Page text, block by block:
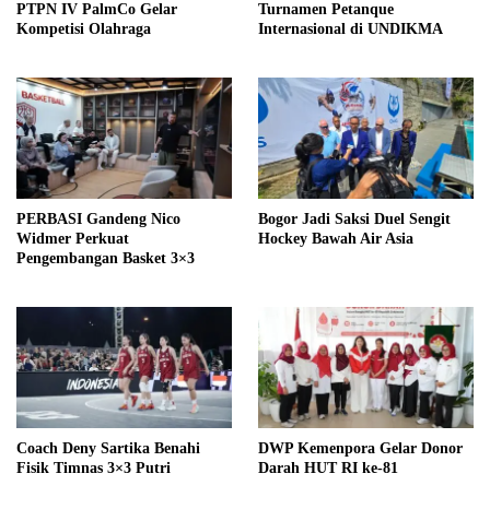
PTPN IV PalmCo Gelar
Kompetisi Olahraga
Turnamen Petanque
Internasional di UNDIKMA
PERBASI Gandeng Nico
Widmer Perkuat
Pengembangan Basket 3×3
Bogor Jadi Saksi Duel Sengit
Hockey Bawah Air Asia
Coach Deny Sartika Benahi
Fisik Timnas 3×3 Putri
DWP Kemenpora Gelar Donor
Darah HUT RI ke-81